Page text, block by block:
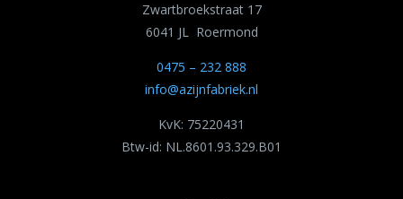
Zwartbroekstraat 17
6041 JL Roermond
0475 – 232 888
info@azijnfabriek.nl
KvK: 75220431
Btw-id: NL.8601.93.329.B01